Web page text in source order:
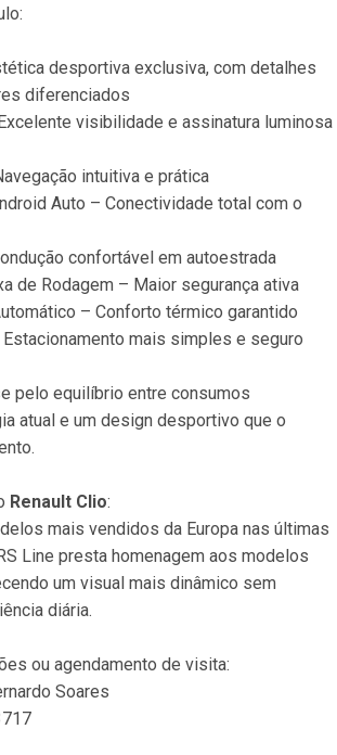
desportiva exclusiva, com detalhes
diferenciados
visibilidade e assinatura luminosa
intuitiva e prática
Auto – Conectividade total com o
confortável em autoestrada
de Rodagem – Maior segurança ativa
– Conforto térmico garantido
Estacionamento mais simples e seguro
pelo equilíbrio entre consumos
atual e um design desportivo que o
Renault Clio:
mais vendidos da Europa nas últimas
Line presta homenagem aos modelos
um visual mais dinâmico sem
diária.
ou agendamento de visita:
Soares